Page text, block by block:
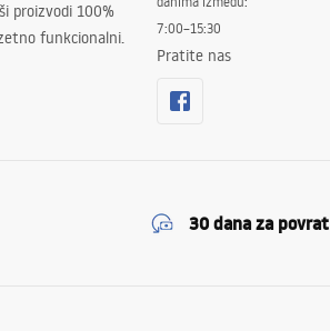
proizvodi 100%
funkcionalni.
7:00–15:30
Pratite nas
30 dana za povrat